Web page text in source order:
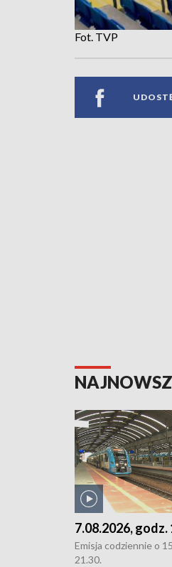
Fot. TVP
7.08.2026, godz.
Emisja codziennie o
21.30.